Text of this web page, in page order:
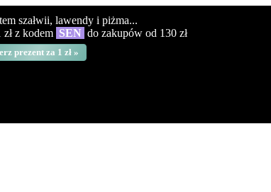
szałwii, lawendy i piżma...
z kodem SEN do zakupów od 130 zł
prezent za 1 zł »